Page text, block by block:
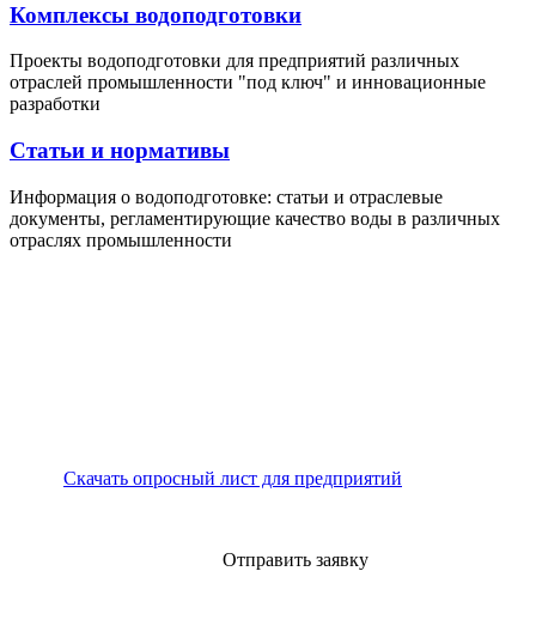
Комплексы водоподготовки
Проекты водоподготовки для предприятий различных
отраслей промышленности "под ключ" и инновационные
разработки
Статьи и нормативы
Информация о водоподготовке: статьи и отраслевые
документы, регламентирующие качество воды в различных
отраслях промышленности
Скачать опросный лист для предприятий
Отправить заявку